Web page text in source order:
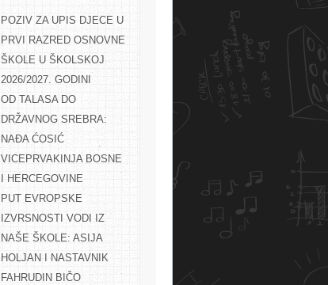
POZIV ZA UPIS DJECE U
PRVI RAZRED OSNOVNE
ŠKOLE U ŠKOLSKOJ
2026/2027. GODINI
OD TALASA DO
DRŽAVNOG SREBRA:
NAĐA ĆOSIĆ
VICEPRVAKINJA BOSNE
I HERCEGOVINE
PUT EVROPSKE
IZVRSNOSTI VODI IZ
NAŠE ŠKOLE: ASIJA
HOLJAN I NASTAVNIK
FAHRUDIN BIČO